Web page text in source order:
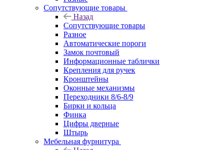
Сопутствующие товары
Назад
Сопутствующие товары
Разное
Автоматические пороги
Замок почтовый
Информационные таблички
Крепления для ручек
Кронштейны
Оконные механизмы
Переходники 8/6-8/9
Бирки и кольца
Финка
Цифры дверные
Штырь
Мебельная фурнитура